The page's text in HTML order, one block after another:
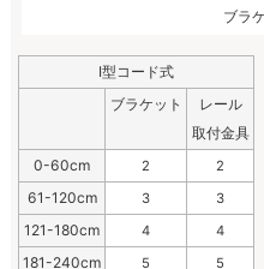
ブラ
I型コード式
ブラケット
レール
取付金具
0-60cm
2 2
61-120cm 3 3
121-180cm 4 4
181-240cm 5 5